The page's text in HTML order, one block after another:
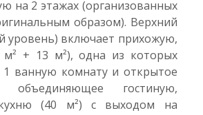
на 2 этажах (организованных
образом). Верхний
уровень) включает прихожую,
м² + 13 м²), одна из которых
1 ванную комнату и открытое
объединяющее гостиную,
(40 м²) с выходом на